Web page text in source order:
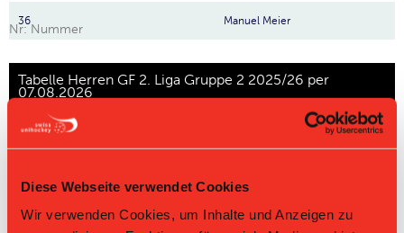
Diese Webseite verwendet Cookies
Wir verwenden Cookies, um Inhalte und Anzeigen zu
36 Manuel Meier
Nr: Nummer
Tabelle Herren GF 2. Liga Gruppe 2 2025/26 per
07.08.2026
L-UPL
andere
1 Black Creek 18 +67 2.611 47